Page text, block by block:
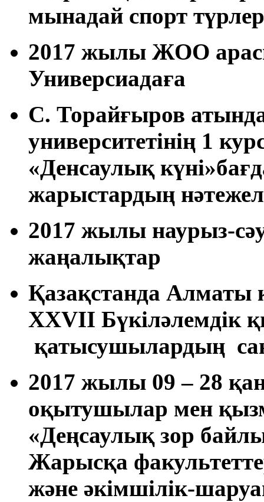
мынадай спорт
2017 жылы ЖОО
Универсиадаға
С. Торайғыров
университетінің 1
«Денсаулық
жарыстардың
2017 жылы наурыз-
жаңалықтар
Қазақстанда Алматы
XXVII Бүкіләлемдік
қатысушылардың
2017 жылы 09 – 28
оқытушылар мен
«Деңсаулық зор
Жарысқа
және әкімшілік-